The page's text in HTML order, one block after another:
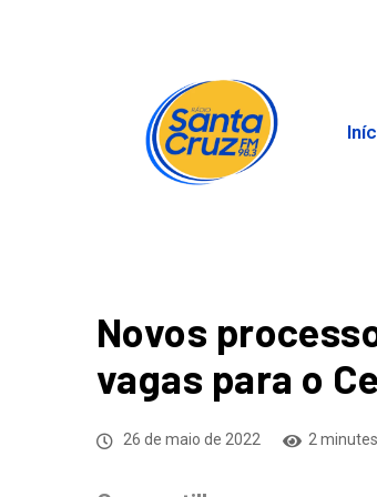
Novos
vagas para o
26 de maio de 2022 2